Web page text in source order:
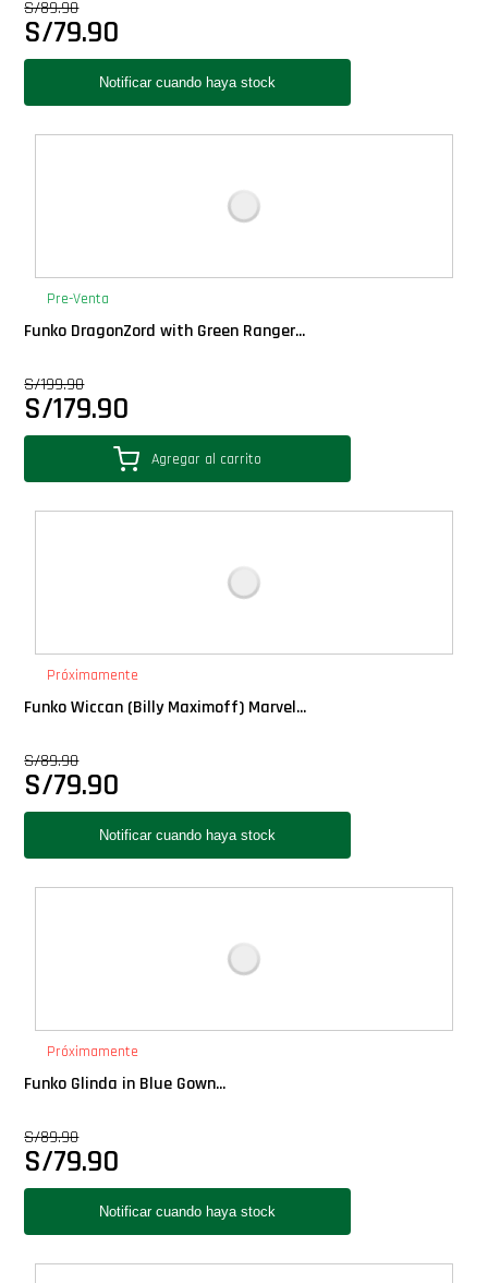
S/89.90
S/79.90
Pre-Venta
Funko DragonZord with Green Ranger...
S/199.90
S/179.90
Agregar al carrito
Próximamente
Funko Wiccan (Billy Maximoff) Marvel...
S/89.90
S/79.90
Próximamente
Funko Glinda in Blue Gown...
S/89.90
S/79.90